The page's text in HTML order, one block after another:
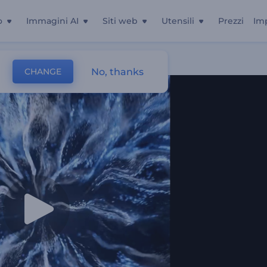
Immagini AI Siti web Utensili Prezzi
CHANGE No, thanks